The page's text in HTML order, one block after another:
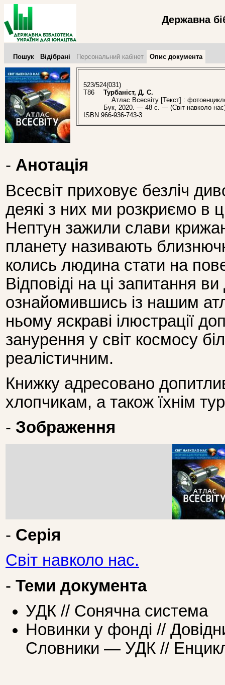
Державна
Пошук Відібрані Персональний кабінет Опис документа
523/524(031)
Т86
Турбаніст, Д. С.
Атлас Всесвіту [Текст] :
Бук, 2020. — 48 с. — (Світ навколо
ISBN 966-936-743-3
- Анотація
Всесвіт приховує безліч
деякі з них ми розкриємо в
Нептун зажили слави
планету називають
колись людина стати на
Відповіді на ці запитання ви
ознайомившись із нашим
ньому яскраві ілюстрації
занурення у світ космосу
реалістичним.
Книжку адресовано
хлопчикам, а також їхнім
- Зображення
- Серія
Світ навколо нас.
- Теми документа
УДК // Сонячна система
Новинки у фонді //
Словники — УДК //